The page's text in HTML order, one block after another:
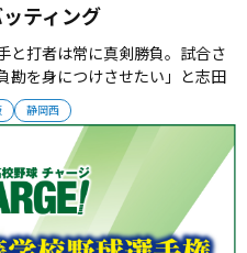
静岡西
ティング
と打者は常に真剣勝負。試合さ
勘を身につけさせたい」と志田
ベルアップにもつなげてい